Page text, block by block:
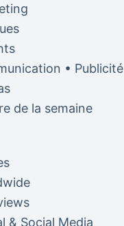
• Publicité
de la semaine
& Social Media